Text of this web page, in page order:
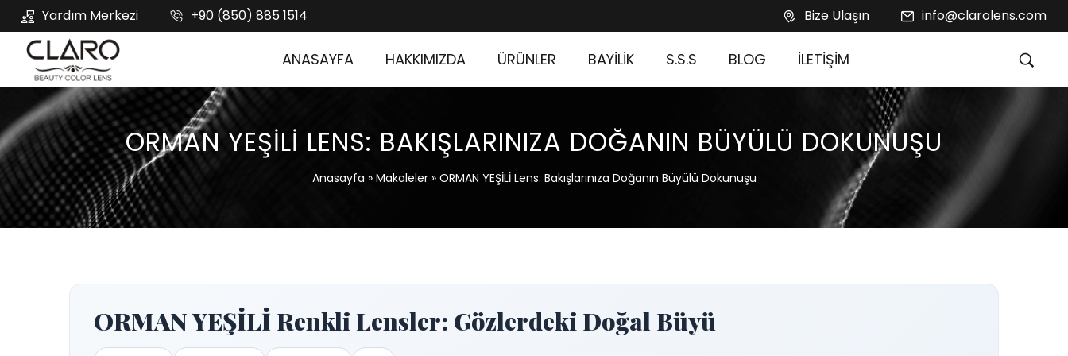
Yardım Merkezi +90 (850) 885 1514 Bize Ulaşın info@clarolens.com
ANASAYFA HAKKIMIZDA ÜRÜNLER BAYİLİK S.S.S BLOG İLETİŞİM
ORMAN YEŞİLİ LENS: BAKIŞLARINIZA DOĞANIN BÜYÜLÜ DOKUNUŞU
Anasayfa » Makaleler» ORMAN YEŞİLİ Lens: Bakışlarınıza Doğanın Büyülü Dokunuşu
ORMAN YEŞİLİ Renkli Lensler: Gözlerdeki Doğal Büyü